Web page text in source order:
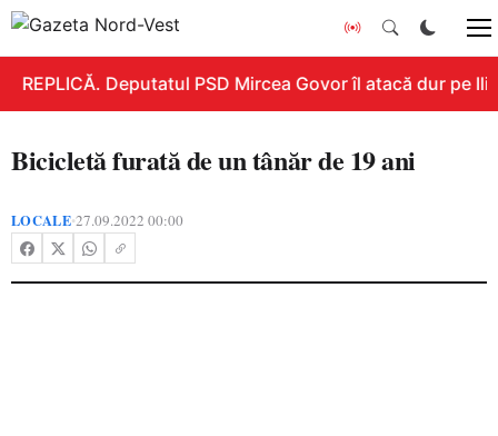
REPLICĂ. Deputatul PSD Mircea Govor îl atacă dur pe
Bicicletă furată de un tânăr de 19 ani
LOCALE•27.09.2022 00:00